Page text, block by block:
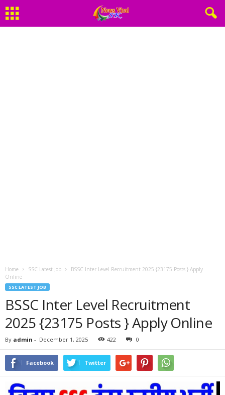
Home SSC Latest Job
BSSC Inter Level Recruitment 2025 {23175 Posts } Apply
Online
SSC LATEST JOB
BSSC Inter Level Recruitment
2025 {23175 Posts } Apply Online
By admin - December 1, 2025 422 0
Facebook Twitter